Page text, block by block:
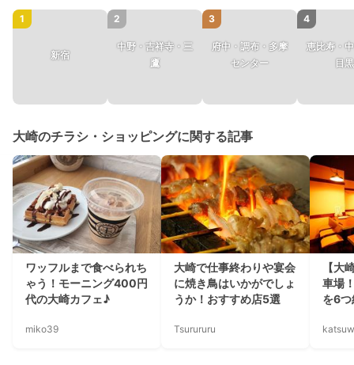
1
新宿
2
中野・吉祥寺・三
鷹
3
府中・調布・多摩
センター
4
恵比寿・
目黒
大崎のチラシ・ショッピングに関する記事
ワッフルまで食べられち
ゃう！モーニング400円
代の大崎カフェ♪
miko39
大崎で仕事終わりや宴会
に焼き鳥はいかがでしょ
うか！おすすめ店5選
Tsurururu
【大
車場
を6